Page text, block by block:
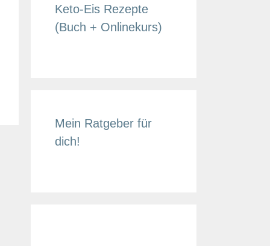
Keto-Eis Rezepte
(Buch + Onlinekurs)
Mein Ratgeber für
dich!